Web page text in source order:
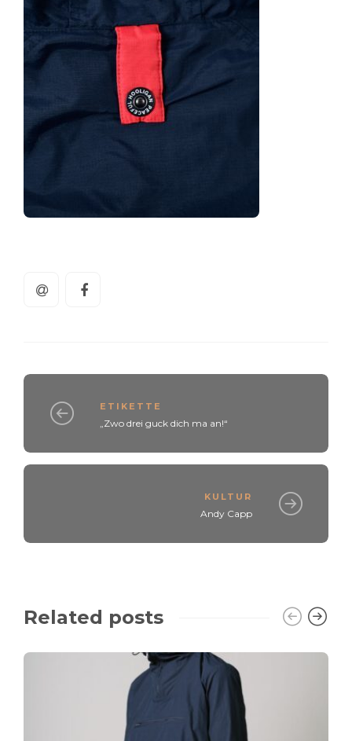
ETIKETTE
„Zwo drei guck dich ma an!“
KULTUR
Andy Capp
Related posts